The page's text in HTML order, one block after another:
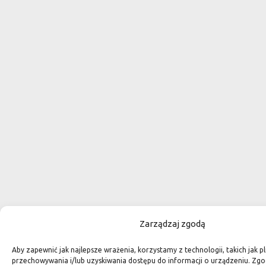
Zarządzaj zgodą
Aby zapewnić jak najlepsze wrażenia, korzystamy z technologii, takich jak
przechowywania i/lub uzyskiwania dostępu do informacji o urządzeniu.